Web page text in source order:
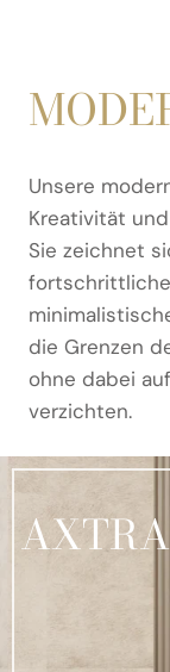
Unsere
Kreativität
Sie zeichnet
die Grenzen
ohne dabei
verzichten.
AXTRA